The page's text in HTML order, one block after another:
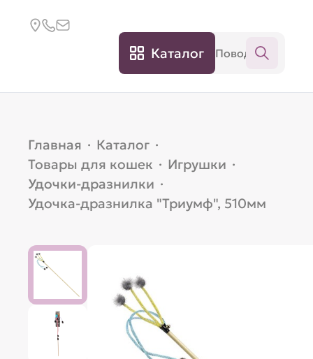
Каталог
Главная · Каталог ·
Товары для кошек · Игрушки ·
Удочки-дразнилки ·
Удочка-дразнилка "Триумф", 510мм